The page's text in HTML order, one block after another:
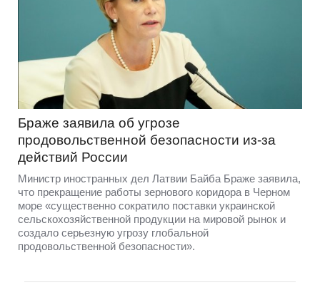
Браже заявила об угрозе
продовольственной безопасности из-за
действий России
Министр иностранных дел Латвии Байба Браже заявила,
что прекращение работы зернового коридора в Черном
море «существенно сократило поставки украинской
сельскохозяйственной продукции на мировой рынок и
создало серьезную угрозу глобальной
продовольственной безопасности».